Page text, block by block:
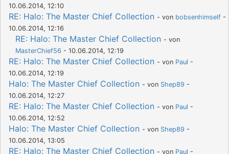
10.06.2014, 12:10
RE: Halo: The Master Chief Collection - von bobsenhimself -
10.06.2014, 12:16
RE: Halo: The Master Chief Collection - von
MasterChief56 - 10.06.2014, 12:19
RE: Halo: The Master Chief Collection - von Paul -
10.06.2014, 12:19
Halo: The Master Chief Collection - von Shep89 -
10.06.2014, 12:27
RE: Halo: The Master Chief Collection - von Paul -
10.06.2014, 12:52
Halo: The Master Chief Collection - von Shep89 -
10.06.2014, 13:05
RE: Halo: The Master Chief Collection - von Paul -